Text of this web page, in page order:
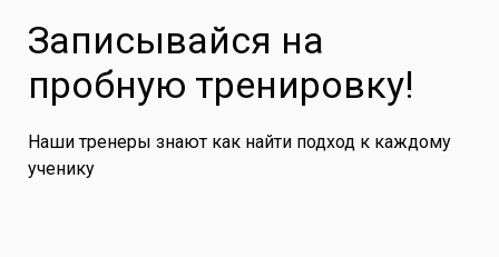
Записывайся на
пробную тренировку!
Наши тренеры знают как найти подход к каждому
ученику